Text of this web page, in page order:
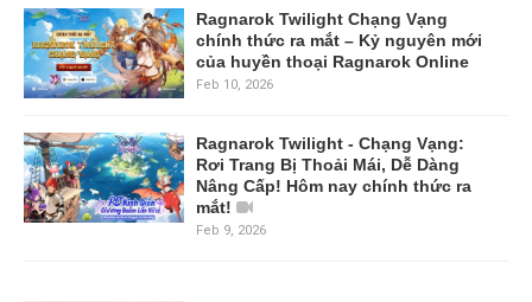
Ragnarok Twilight Chạng Vạng
chính thức ra mắt – Kỷ nguyên mới
của huyền thoại Ragnarok Online
Feb 10, 2026
Ragnarok Twilight - Chạng Vạng:
Rơi Trang Bị Thoải Mái, Dễ Dàng
Nâng Cấp! Hôm nay chính thức ra
mắt!
Feb 9, 2026